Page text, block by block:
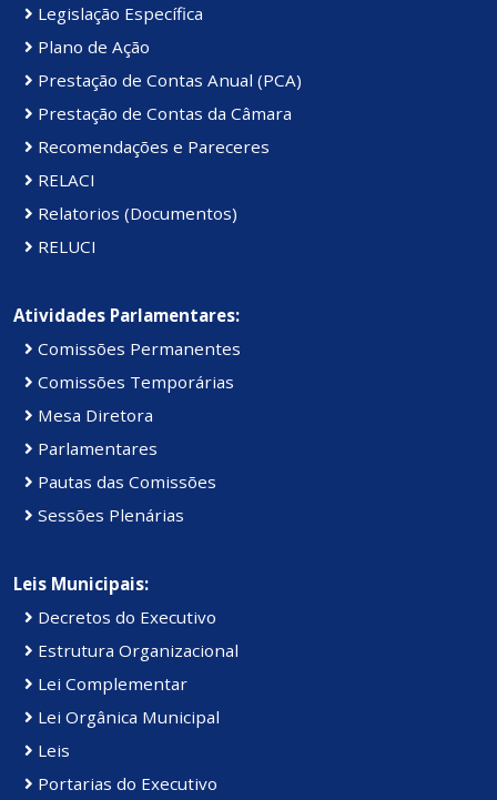
Legislação Específica
Plano de Ação
Prestação de Contas Anual (PCA)
Prestação de Contas da Câmara
Recomendações e Pareceres
RELACI
Relatorios (Documentos)
RELUCI
Atividades Parlamentares:
Comissões Permanentes
Comissões Temporárias
Mesa Diretora
Parlamentares
Pautas das Comissões
Sessões Plenárias
Leis Municipais:
Decretos do Executivo
Estrutura Organizacional
Lei Complementar
Lei Orgânica Municipal
Leis
Portarias do Executivo